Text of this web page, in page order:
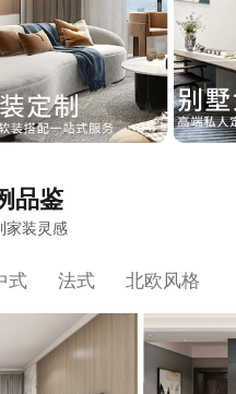
品鉴
家装灵感
式 法式 北欧风格